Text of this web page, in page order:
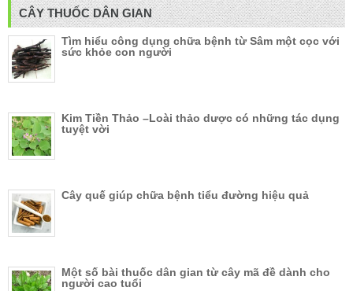
CÂY THUỐC DÂN GIAN
Tìm hiểu công dụng chữa bệnh từ Sâm một cọc với
sức khỏe con người
Kim Tiền Thảo –Loài thảo dược có những tác dụng
tuyệt vời
Cây quế giúp chữa bệnh tiểu đường hiệu quả
Một số bài thuốc dân gian từ cây mã đề dành cho
người cao tuổi